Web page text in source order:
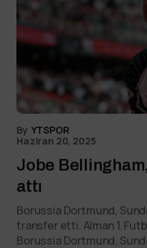
By YTSPOR
Haziran 20, 2025
Jobe
attı
Borussia Dortmund,
transfer etti. Alman 1.
Borussia Dortmund,